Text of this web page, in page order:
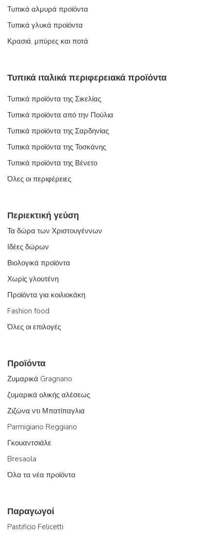
Τυπικά αλμυρά προϊόντα
Τυπικά γλυκά προϊόντα
Κρασιά, μπύρες και ποτά
Τυπικά ιταλικά περιφερειακά προϊόντα
Τυπικά προϊόντα της Σικελίας
Τυπικά προϊόντα από την Πούλια
Τυπικά προϊόντα της Σαρδηνίας
Τυπικά προϊόντα της Τοσκάνης
Τυπικά προϊόντα της Βένετο
Όλες οι περιφέρειες
Περιεκτική γεύση
Τα δώρα των Χριστουγέννων
Ιδέες δώρων
Βιολογικά προϊόντα
Χωρίς γλουτένη
Προϊόντα για κοιλιοκάκη
Fashion food
Όλες οι επιλογές
Προϊόντα
Ζυμαρικά Gragnano
ζυμαρικά ολικής αλέσεως
Ζιζώνα ντι Μπατίπαγλια
Parmigiano Reggiano
Γκουαντσιάλε
Bresaola
Όλα τα νέα προϊόντα
Παραγωγοί
Pastificio Felicetti